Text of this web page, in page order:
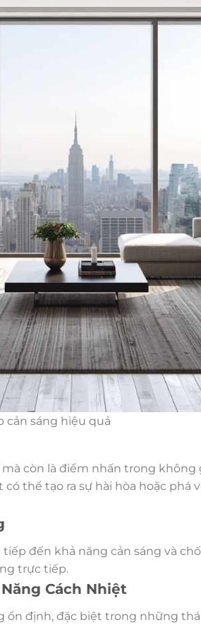
cản sáng hiệu quả
còn là điểm nhấn trong không
thể tạo ra sự hài hòa hoặc
đến khả năng cản sáng và
trực tiếp.
Cách Nhiệt
ổn định, đặc biệt trong những